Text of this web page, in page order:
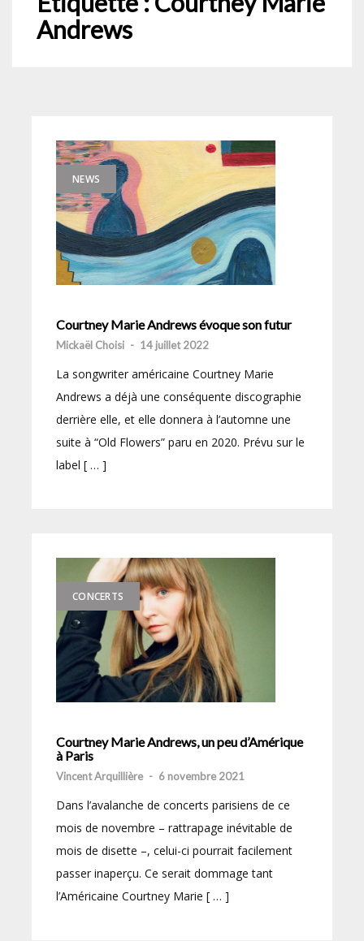
Andrews
NEWS
Courtney Marie Andrews évoque son futur
Mickaël Choisi - 14 juillet 2022
La songwriter américaine Courtney Marie
Andrews a déjà une conséquente discographie
derrière elle, et elle donnera à l’automne une
suite à “Old Flowers” paru en 2020. Prévu sur le
label [ … ]
CONCERTS
Courtney Marie Andrews, un peu d’Amérique
à Paris
Vincent Arquillière - 6 novembre 2021
Dans l’avalanche de concerts parisiens de ce
mois de novembre – rattrapage inévitable de
mois de disette –, celui-ci pourrait facilement
passer inaperçu. Ce serait dommage tant
l’Américaine Courtney Marie [ … ]